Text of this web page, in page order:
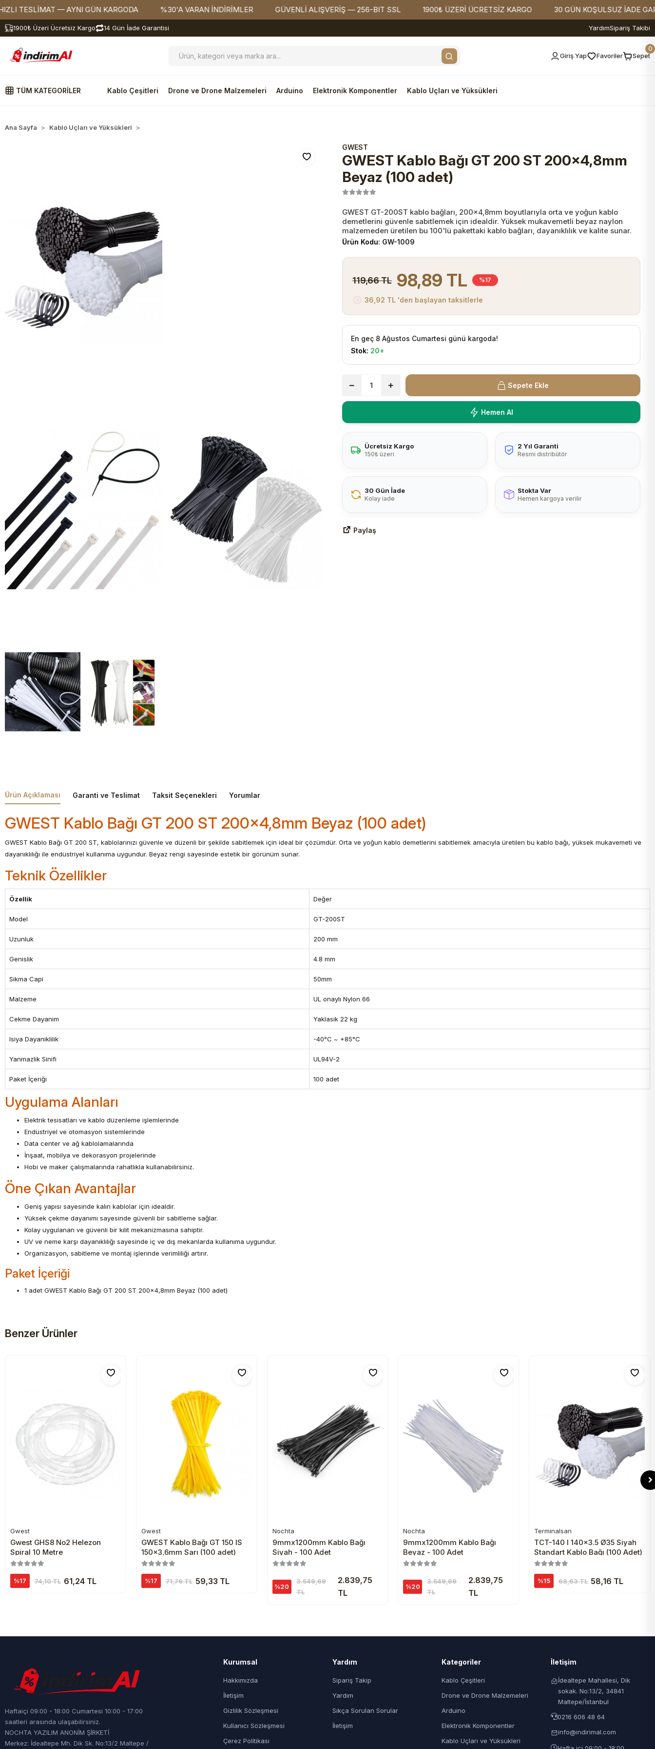
— AYNI GÜN KARGODA %30'A VARAN İNDİRİMLER GÜVENLİ ALIŞVERİŞ — 256-BIT SSL 1900₺ ÜZERİ ÜCRETSİZ KARGO 30 GÜN KOŞULSUZ İADE GARANTİSİ
1900₺ Üzeri Ücretsiz Kargo 14 Gün İade Garantisi YardımSipariş Takibi
Giriş Yap Favoriler Sepet
0
TÜM KATEGORİLER Kablo Çeşitleri Drone ve Drone Malzemeleri Arduino Elektronik Komponentler Kablo Uçları ve Yüksükleri
Ana Sayfa Kablo Uçları ve Yüksükleri
GWEST
GWEST Kablo Bağı GT 200 ST 200x4,8mm
Beyaz (100 adet)
GWEST GT-200ST kablo bağları, 200x4,8mm boyutlarıyla orta ve yoğun kablo
demetlerini güvenle sabitlemek için idealdir. Yüksek mukavemetli beyaz naylon
malzemeden üretilen bu 100'lü pakettaki kablo bağları, dayanıklılık ve kalite sunar.
Ürün Kodu: GW-1009
119,66 TL 98,89 TL %17
36,92 TL 'den başlayan taksitlerle
En geç 8 Ağustos Cumartesi günü kargoda!
Stok: 20+
Sepete Ekle
Hemen Al
Ücretsiz Kargo
150₺ üzeri
2 Yıl Garanti
Resmi distribütör
30 Gün İade
Kolay iade
Stokta Var
Hemen kargoya verilir
Paylaş
Ürün Açıklaması Garanti ve Teslimat Taksit Seçenekleri Yorumlar
GWEST Kablo Bağı GT 200 ST 200x4,8mm Beyaz (100 adet)
GWEST Kablo Bağı GT 200 ST, kablolarınızı güvenle ve düzenli bir şekilde sabitlemek için ideal bir çözümdür. Orta ve yoğun kablo demetlerini sabitlemek amacıyla üretilen bu kablo bağı, yüksek mukavemeti ve
dayanıklılığı ile endüstriyel kullanıma uygundur. Beyaz rengi sayesinde estetik bir görünüm sunar.
Teknik Özellikler
Özellik Değer
Model GT-200ST
Uzunluk 200 mm
Genislik 4.8 mm
Sikma Capi 50mm
Malzeme UL onaylı Nylon 66
Cekme Dayanim Yaklasik 22 kg
Isiya Dayaniklilik -40°C ~ +85°C
Yanmazlik Sinifi UL94V-2
Paket İçeriği 100 adet
Uygulama Alanları
Elektrik tesisatları ve kablo düzenleme işlemlerinde
Endüstriyel ve otomasyon sistemlerinde
Data center ve ağ kablolamalarında
İnşaat, mobilya ve dekorasyon projelerinde
Hobi ve maker çalışmalarında rahatlıkla kullanabilirsiniz.
Öne Çıkan Avantajlar
Geniş yapısı sayesinde kalın kablolar için idealdir.
Yüksek çekme dayanımı sayesinde güvenli bir sabitleme sağlar.
Kolay uygulanan ve güvenli bir kilit mekanizmasına sahiptir.
UV ve neme karşı dayanıklılığı sayesinde iç ve dış mekanlarda kullanıma uygundur.
Organizasyon, sabitleme ve montaj işlerinde verimliliği artırır.
Paket İçeriği
1 adet GWEST Kablo Bağı GT 200 ST 200x4,8mm Beyaz (100 adet)
Benzer Ürünler
Sepete Ekle
Gwest
Gwest GHS8 No2 Helezon
Spiral 10 Metre
%17 74,10 TL 61,24 TL
Sepete Ekle
Gwest
GWEST Kablo Bağı GT 150 IS
150x3,6mm Sarı (100 adet)
%17 71,79 TL 59,33 TL
Sepete Ekle
Nochta
9mmx1200mm Kablo Bağı
Siyah - 100 Adet
%20
3.549,69
TL
2.839,75
TL
Sepete Ekle
Nochta
9mmx1200mm Kablo Bağı
Beyaz - 100 Adet
%20
3.549,69
TL
2.839,75
TL
Sepete Ekle
Terminalsan
TCT-140 I 140x3.5 Ø35 Siyah
Standart Kablo Bağı (100 Adet)
%15 68,63 TL 58,16 TL
Haftaiçi 09:00 - 18:00 Cumartesi 10:00 - 17:00
saatleri arasında ulaşabilirsiniz.
NOCHTA YAZILIM ANONİM ŞİRKETİ
Merkez: İdealtepe Mh. Dik Sk. No:13/2 Maltepe /
Kurumsal
Hakkımızda
İletişim
Gizlilik Sözleşmesi
Kullanıcı Sözleşmesi
Çerez Politikası
Yardım
Sipariş Takip
Yardım
Sıkça Sorulan Sorular
İletişim
Kategoriler
Kablo Çeşitleri
Drone ve Drone Malzemeleri
Arduino
Elektronik Komponentler
Kablo Uçları ve Yüksükleri
İletişim
İdealtepe Mahallesi, Dik
sokak. No:13/2, 34841
Maltepe/İstanbul
0216 606 48 64
info@indirimal.com